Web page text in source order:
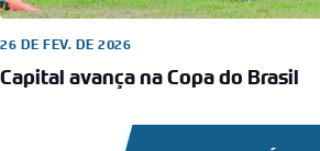
26 DE FEV. DE 2026
Capital avança na Copa do Brasil